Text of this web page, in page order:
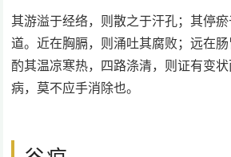
其游溢于经络，则散之于汗孔；其停
道。近在胸膈，则涌吐其腐败；远在肠
酌其温凉寒热，四路涤清，则证有变
病，莫不应手消除也。